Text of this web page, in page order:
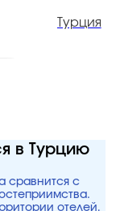
Турция
в Турцию
сравнится с
отелей,